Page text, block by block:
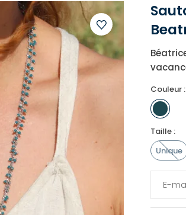
Ajouter
votre
Couleur :
Taille :
Unique